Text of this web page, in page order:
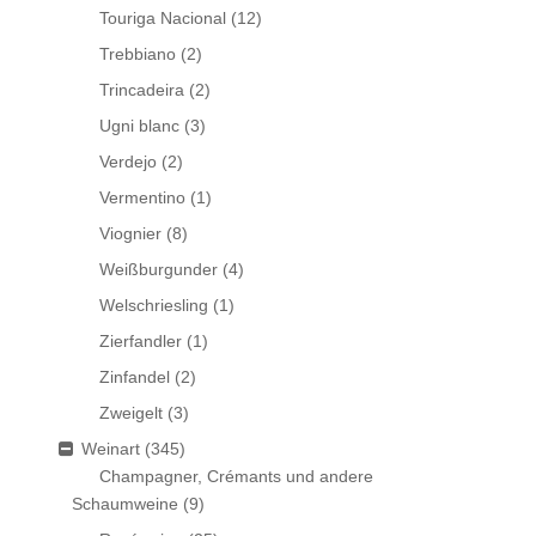
Touriga Nacional (12)
Trebbiano (2)
Trincadeira (2)
Ugni blanc (3)
Verdejo (2)
Vermentino (1)
Viognier (8)
Weißburgunder (4)
Welschriesling (1)
Zierfandler (1)
Zinfandel (2)
Zweigelt (3)
Weinart (345)
Champagner, Crémants und andere
Schaumweine (9)